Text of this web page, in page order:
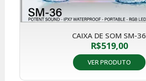
CAIXA DE SOM SM-36
R$519,00
VER PRODUTO